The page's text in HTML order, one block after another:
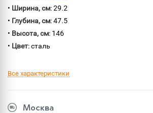
• Ширина, см: 29.2
• Глубина, см: 47.5
• Высота, см: 146
• Цвет: сталь
Все характеристики
Москва